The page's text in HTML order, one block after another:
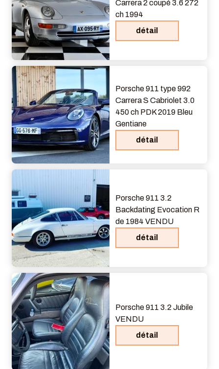
Carrera 2 coupé 3.6 272
ch 1994
détail
Porsche 911 type 992
Carrera S Cabriolet 3.0
450 ch PDK 2019 Bleu
Gentiane
détail
Porsche 911 3.2
Backdating Evocation R
de 1984 VENDU
détail
Porsche 911 3.2 Jubile
VENDU
détail